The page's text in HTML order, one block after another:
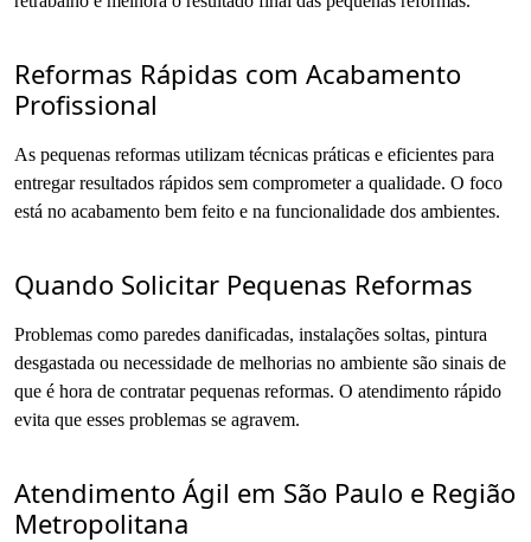
Reformas Rápidas com Acabamento
Profissional
As pequenas reformas utilizam técnicas práticas e eficientes para
entregar resultados rápidos sem comprometer a qualidade. O foco
está no acabamento bem feito e na funcionalidade dos ambientes.
Quando Solicitar Pequenas Reformas
Problemas como paredes danificadas, instalações soltas, pintura
desgastada ou necessidade de melhorias no ambiente são sinais de
que é hora de contratar pequenas reformas. O atendimento rápido
evita que esses problemas se agravem.
Atendimento Ágil em São Paulo e Região
Metropolitana